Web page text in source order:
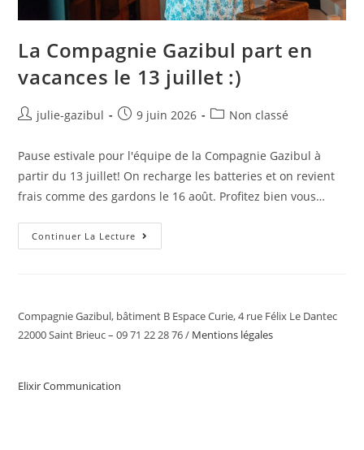
La Compagnie Gazibul part en
vacances le 13 juillet :)
julie-gazibul 9 juin 2026 Non classé
Pause estivale pour l'équipe de la Compagnie Gazibul à
partir du 13 juillet! On recharge les batteries et on revient
frais comme des gardons le 16 août. Profitez bien vous…
Continuer La Lecture
Compagnie Gazibul, bâtiment B Espace Curie, 4 rue Félix Le Dantec
22000 Saint Brieuc – 09 71 22 28 76 / Mentions légales
Elixir Communication